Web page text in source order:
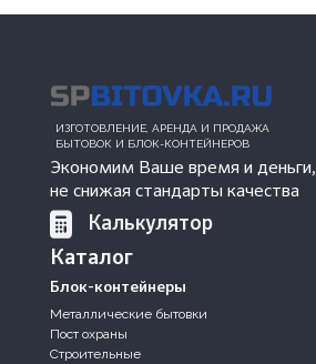
ИЗГОТОВЛЕНИЕ, АРЕНДА И ПРОДАЖА
БЫТОВОК И БЛОК-КОНТЕЙНЕРОВ
Экономим Ваше время и деньги,
не снижая стандарты качества
Калькулятор
Каталог
Блок-контейнеры
Металлические бытовки
Пост охраны
Строительные